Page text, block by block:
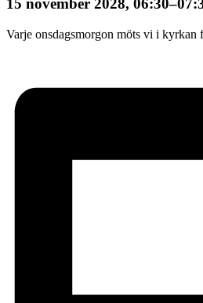
15 november 2028, 06:30–
Varje onsdagsmorgon möts vi i kyrkan